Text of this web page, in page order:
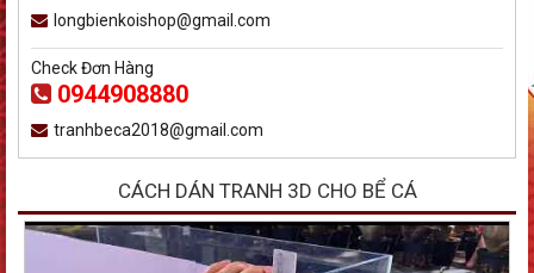
longbienkoishop@gmail.com
Check Đơn Hàng
0944908880
tranhbeca2018@gmail.com
CÁCH DÁN TRANH 3D CHO BỂ CÁ